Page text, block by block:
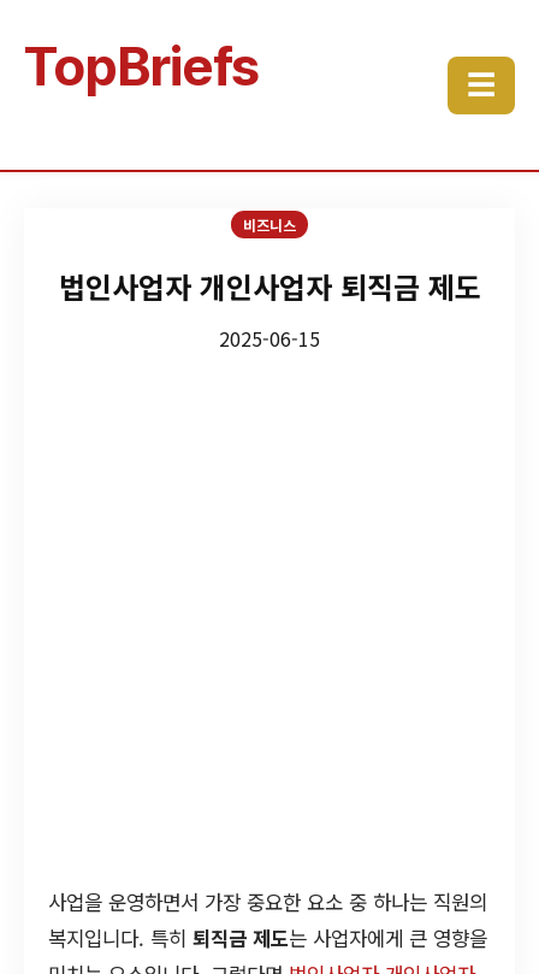
TopBriefs ☰
비즈니스
법인사업자 개인사업자 퇴직금 제도
2025-06-15
사업을 운영하면서 가장 중요한 요소 중 하나는 직원의
복지입니다. 특히 퇴직금 제도는 사업자에게 큰 영향을